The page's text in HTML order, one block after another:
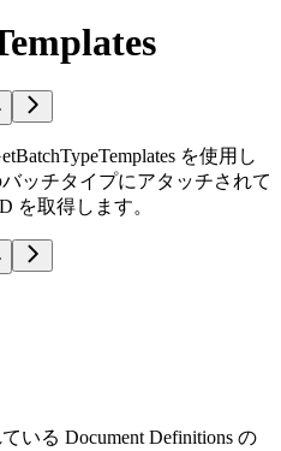
を使用し
ッチタイプにアタッチされて
を取得します。
いる Document Definitions の